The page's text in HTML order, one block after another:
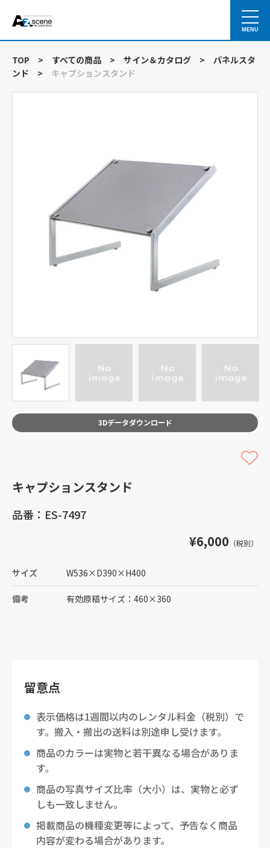
MENU
TOP > すべての商品 > サイン＆カタログ >
パネルスタ
ンド
> キャプションスタンド
3Dデータダウンロード
キャプションスタンド
品番：ES-7497
¥6,000 （税別）
サイズ W536×D390×H400
備考 有効原稿サイズ：460×360
留意点
表示価格は1週間以内のレンタル料金（税別）で
す。搬入・搬出の送料は別途申し受けます。
商品のカラーは実物と若干異なる場合がありま
す。
商品の写真サイズ比率（大小）は、実物と必ず
しも一致しません。
掲載商品の機種変更等によって、予告なく商品
内容が変わる場合があります。